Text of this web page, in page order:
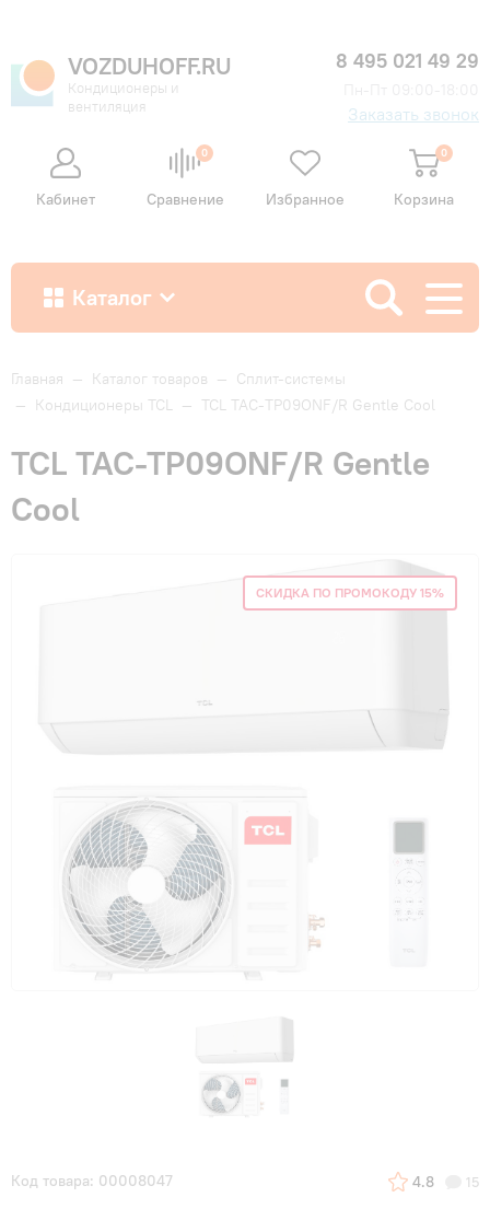
VOZDUHOFF.RU
Кондиционеры и
вентиляция
8 495 021 49 29
Заказать звонок
Кабинет
0
Сравнение Избранное
0
Корзина
Каталог
Как купить
Гарантия и сервис
Акции
Главная — Каталог товаров — Сплит-системы
— Кондиционеры TCL — TCL TAC-TP09ONF/R Gentle Cool
TCL TAC-TP09ONF/R Gentle
Cool
СКИДКА ПО ПРОМОКОДУ 15%
Код товара: 00008047 4.8 15